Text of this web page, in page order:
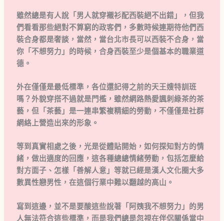
雖然總是有人說「男人就穿襯衫配西裝絕不出錯」，但我
們看看那些絕對不算窮的政客們，多數時候連期待他們西
裝合身都是奢談，當然，當台北市長可以西裝不合身，當
你「不想努力」的時候，合身西裝至少是個基本的職業道
德。
外在僅僅是最低標準，各位還記得之前的天王嫂特訓班
嗎？外貌穿搭不過就是門檻，雖然網路熱愛諷刺綠茶的茶
藝，但「茶藝」是一連串繁複精細的勞動，不僅僅是社群
網絡上營造出來的形象。
等到真實相處之後，光是從體貼開始，如何探知對方的情
緒，做出適度的回應，這各種總總情緒勞動，包括怎麼給
對方面子、怎樣「善解人意」等就已經是漢人文化圈大多
數異性戀男性，在這個行業中難以翻越的高山。
寫到這邊，並不是要酸這些說著「阿姨我不想努力」的男
人無法符合這些標準，而是我們總是忽視在伴侶關係當中